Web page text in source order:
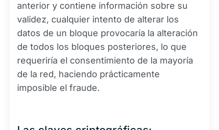
anterior y contiene información sobre su
validez, cualquier intento de alterar los
datos de un bloque provocaría la alteración
de todos los bloques posteriores, lo que
requeriría el consentimiento de la mayoría
de la red, haciendo prácticamente
imposible el fraude.